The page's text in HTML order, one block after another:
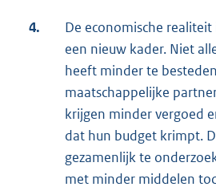
4.
De economische
een nieuw kader. Niet
heeft minder te
maatschappelijke
krijgen minder vergoed
dat hun budget krimpt.
gezamenlijk te
met minder middelen